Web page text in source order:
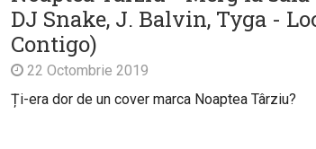
DJ Snake, J. Balvin, Tyga -
Contigo)
22 Octombrie 2019
Ți-era dor de un cover marca Noaptea Târziu?